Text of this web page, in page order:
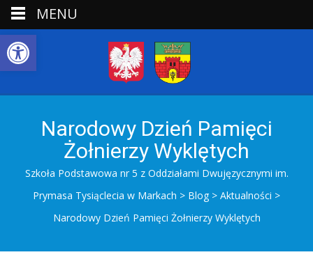
Open toolbar
Narodowy Dzień Pamięci
Żołnierzy Wyklętych
Szkoła Podstawowa nr 5 z Oddziałami Dwujęzycznymi im.
Prymasa Tysiąclecia w Markach > Blog > Aktualności >
Narodowy Dzień Pamięci Żołnierzy Wyklętych
MENU